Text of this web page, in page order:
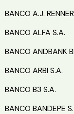
BANCO A.J.
BANCO ALFA S.A.
BANCO ANDBANK
BANCO ARBI S.A.
BANCO B3 S.A.
BANCO BANDEPE